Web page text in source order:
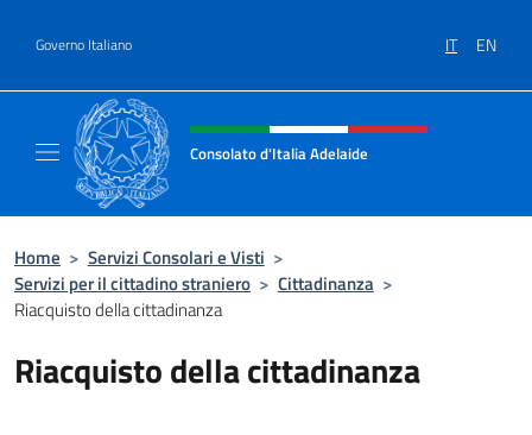
Governo Italiano IT EN
Intestazione sito, social e menù
Consolato d'Italia Adelaide
Home > Servizi Consolari e Visti >
Servizi per il cittadino straniero > Cittadinanza >
Riacquisto della cittadinanza
Riacquisto della cittadinanza